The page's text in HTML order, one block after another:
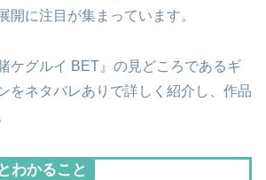
開に注目が集まっています。
ケグルイ BET』の見どころであるギ
をネタバレありで詳しく紹介し、作品
わかること